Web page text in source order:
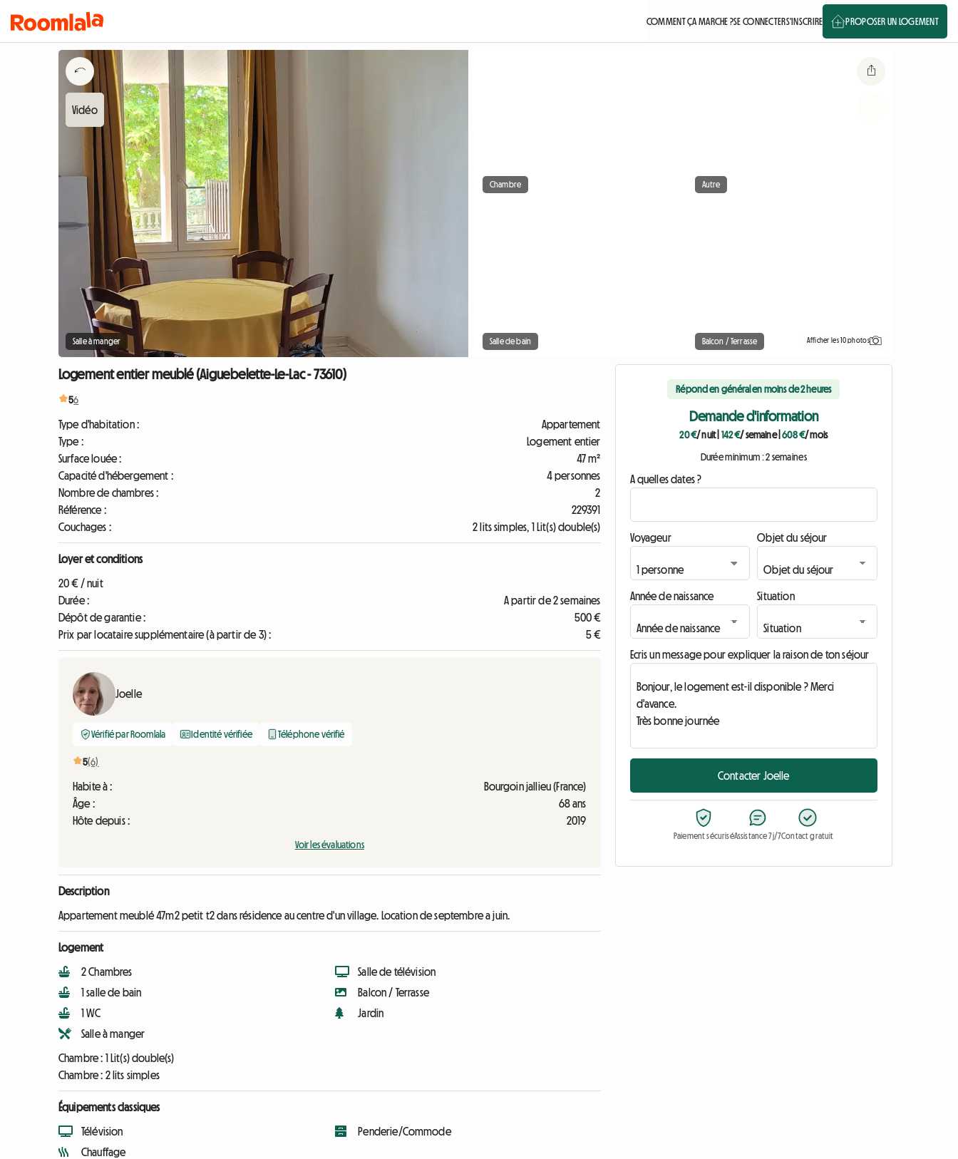
COMMENT ÇA MARCHE ?SE CONNECTERS'INSCRIRE PROPOSER UN LOGEMENT
Salle à manger
Chambre Autre
Salle de bain Balcon / Terrasse Afficher les 10 photos
Logement entier meublé (Aiguebelette-Le-Lac - 73610)
56
Type d'habitation :
Appartement
Type :
Logement entier
Surface louée :
47 m²
Capacité d'hébergement :
4 personnes
Nombre de chambres :
2
Référence :
229391
Couchages :
2 lits simples, 1 Lit(s) double(s)
Loyer et conditions
20 € / nuit
Durée :
A partir de 2 semaines
Dépôt de garantie :
500 €
Prix par locataire supplémentaire (à partir de 3) :
5 €
Joelle
Vérifié par Roomlala Identité vérifiée Téléphone vérifié
5(6)
Habite à :
Bourgoin jallieu (France)
Âge :
68 ans
Hôte depuis :
2019
Voir les évaluations
Description
Appartement meublé 47m2 petit t2 dans résidence au centre d'un village. Location de septembre a juin.
Logement
2 Chambres
1 salle de bain
1 WC
Salle à manger
Salle de télévision
Balcon / Terrasse
Jardin
Chambre : 1 Lit(s) double(s)
Chambre : 2 lits simples
Équipements classiques
Télévision
Chauffage
Penderie/Commode
Répond en général en moins de 2 heures
Demande d'information
20 €/ nuit| 142 €/ semaine|608 €/ mois
Durée minimum : 2 semaines
A quelles dates ?
Voyageur Objet du séjour
Année de naissance Situation
Ecris un message pour expliquer la raison de ton séjour
Contacter Joelle
Paiement sécuriséAssistance 7j/7Contact gratuit